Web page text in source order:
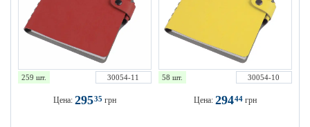
259 шт. 30054-11
Цена: 29535 грн
58 шт. 30054-10
Цена: 29444 грн